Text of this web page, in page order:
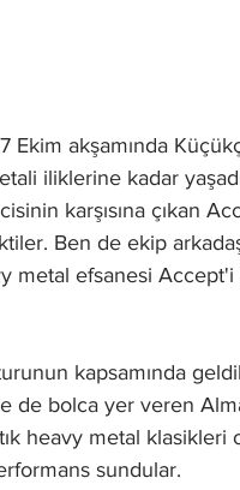
Ekim akşamında
iliklerine kadar
karşısına çıkan
Ben de ekip
efsanesi Accept'i
kapsamında
de bolca yer veren
heavy metal klasikleri
sundular.